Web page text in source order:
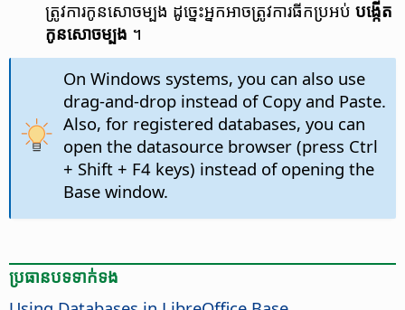
ត្រូវការ​កូន​សោ​ចម្បង ដូច្នេះ​អ្នក​អាច​ត្រូវការ​ធីក​ប្រអប់ បង្កើត​
កូន​សោ​ចម្បង ។
On Windows systems, you can also use
drag-and-drop instead of Copy and Paste.
Also, for registered databases, you can
open the datasource browser (press Ctrl
+ Shift + F4 keys) instead of opening the
Base window.
ប្រធានបទ​ទាក់ទង